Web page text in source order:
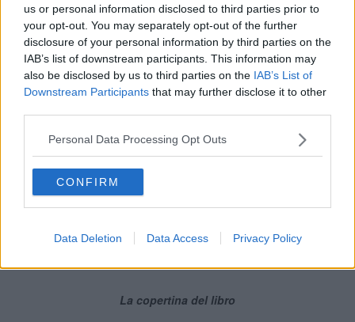
us or personal information disclosed to third parties prior to
your opt-out. You may separately opt-out of the further
disclosure of your personal information by third parties on the
IAB’s list of downstream participants. This information may
also be disclosed by us to third parties on the IAB’s List of
Downstream Participants that may further disclose it to other
Personal Data Processing Opt Outs
CONFIRM
Data Deletion Data Access Privacy Policy
La copertina del libro